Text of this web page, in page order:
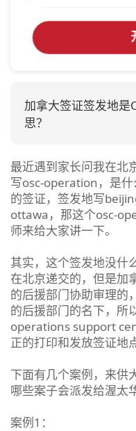
加拿大签证签发地
思？
最近遇到家长问我在北
写osc-operation，是
的签证，签发地写
ottawa，那这个osc-
师来给大家讲一下。
其实，这个签发地没什
在北京递交的，但是加
的后援部门协助审理的
的后援部门的名下，所
operations support
正的打印和发放签证地
下面有几个案例，来供
哪些案子会派发给渥太
案例1：